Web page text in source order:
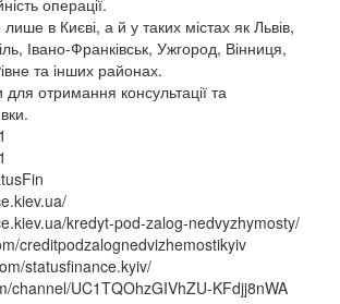
операції.
в Києві, а й у таких містах як Львів,
Івано-Франківськ, Ужгород, Вінниця,
та інших районах.
для отримання консультації та
kredyt-pod-zalog-nedvyzhymosty/
creditpodzalognedvizhemostikyiv
statusfinance.kyiv/
channel/UC1TQOhzGIVhZU-KFdjj8nWA